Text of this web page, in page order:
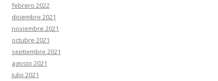
febrero 2022
diciembre 2021
noviembre 2021
octubre 2021
septiembre 2021
agosto 2021
julio 2021